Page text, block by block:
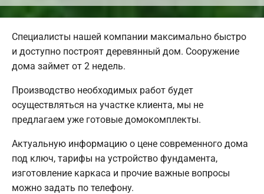
Специалисты нашей компании максимально быстро
и доступно построят деревянный дом. Сооружение
дома займет от 2 недель.
Производство необходимых работ будет
осуществляться на участке клиента, мы не
предлагаем уже готовые домокомплекты.
Актуальную информацию о цене современного дома
под ключ, тарифы на устройство фундамента,
изготовление каркаса и прочие важные вопросы
можно задать по телефону.